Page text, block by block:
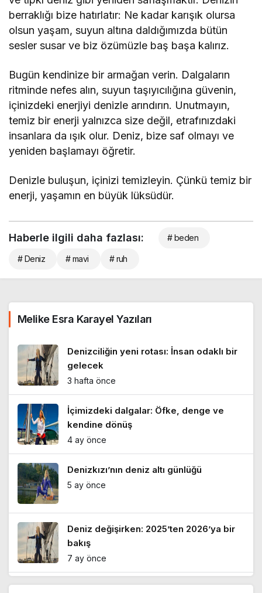
berraklığı bize hatırlatır: Ne kadar karışık olursa
olsun yaşam, suyun altına daldığımızda bütün
sesler susar ve biz özümüzle baş başa kalırız.
Bugün kendinize bir armağan verin. Dalgaların
ritminde nefes alın, suyun taşıyıcılığına güvenin,
içinizdeki enerjiyi denizle arındırın. Unutmayın,
temiz bir enerji yalnızca size değil, etrafınızdaki
insanlara da ışık olur. Deniz, bize saf olmayı ve
yeniden başlamayı öğretir.
Denizle buluşun, içinizi temizleyin. Çünkü temiz bir
enerji, yaşamın en büyük lüksüdür.
Haberle ilgili daha fazlası: # beden
# Deniz # mavi # ruh
Melike Esra Karayel Yazıları
Denizciliğin yeni rotası: İnsan odaklı bir
gelecek
3 hafta önce
İçimizdeki dalgalar: Öfke, denge ve
kendine dönüş
4 ay önce
Denizkızı’nın deniz altı günlüğü
5 ay önce
Deniz değişirken: 2025’ten 2026’ya bir
bakış
7 ay önce
Denizde yaşam sanatı: Mersin’de